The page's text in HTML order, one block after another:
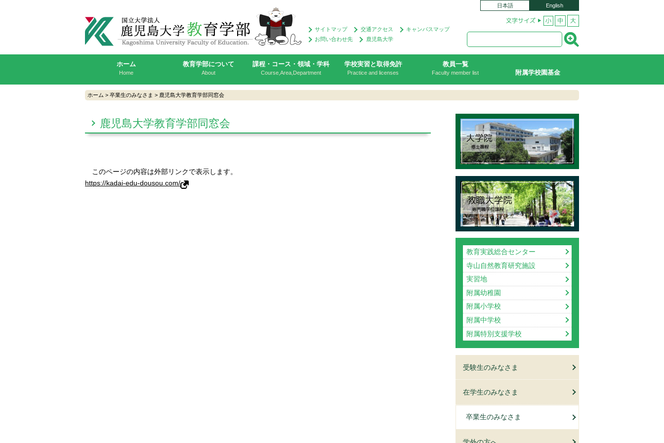
サイトマップ 交通アクセス
キャンパスマップ
お問い合わせ先
鹿児島大学
日本語 English
ホーム
Home
教育学部について
About
課程・コース・領域・学科
Course,Area,Department
学校実習と取得免許
Practice and licenses
教員一覧
Faculty member list 附属学校園基金
ホーム >卒業生のみなさま > 鹿児島大学教育学部同窓会
鹿児島大学教育学部同窓会
このページの内容は外部リンクで表示します。
https://kadai-edu-dousou.com/
教育実践総合センター
寺山自然教育研究施設
実習地
附属幼稚園
附属小学校
附属中学校
附属特別支援学校
受験生のみなさま
在学生のみなさま
卒業生のみなさま